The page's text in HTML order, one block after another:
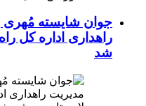
جوان شایسته
راهداری اداره کل
شد